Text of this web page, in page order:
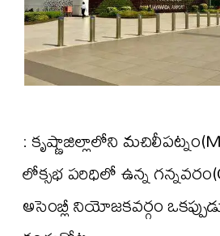
: కృష్ణాజిల్లాలోని
లోక్సభ పరిధిలో ఉన్న
అసెంబ్లీ నియోజకవర్గం